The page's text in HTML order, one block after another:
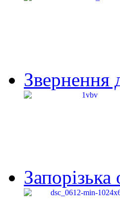
Звернення